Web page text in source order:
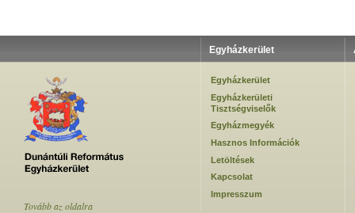
Egyházkerület
Egyházkerület
Egyházkerületi
Tisztségviselők
Egyházmegyék
Hasznos Információk
Letöltések
Kapcsolat
Impresszum
Tovább az oldalra